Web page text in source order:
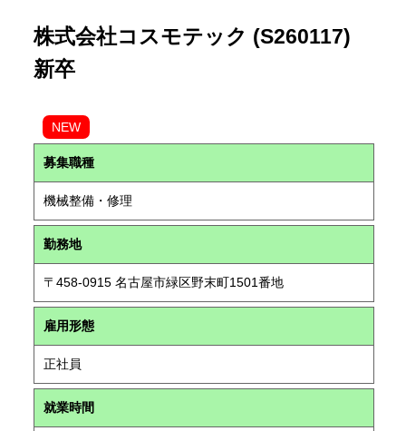
株式会社コスモテック (S260117)
新卒
NEW
募集職種
機械整備・修理
勤務地
〒458-0915 名古屋市緑区野末町1501番地
雇用形態
正社員
就業時間